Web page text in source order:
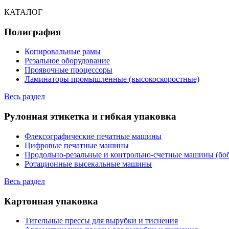
КАТАЛОГ
Полиграфия
Копировальные рамы
Резальное оборудование
Проявочные процессоры
Ламинаторы промышленные (высокоскоростные)
Весь раздел
Рулонная этикетка и гибкая упаковка
Флексографические печатные машины
Цифровые печатные машины
Продольно-резальные и контрольно-счетные машины
Ротационные высекальные машины
Весь раздел
Картонная упаковка
Тигельные прессы для вырубки и тиснения